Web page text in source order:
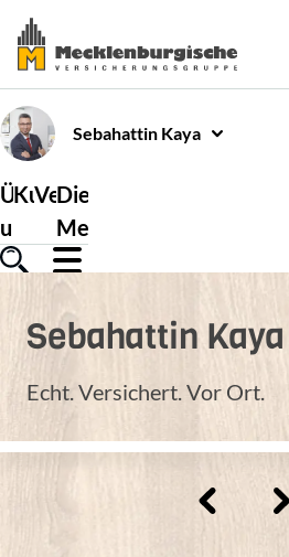
Sebahattin Kaya
Über
uns
Kundenservice
Versicherungen
Die
Mecklenburgische
Sebahattin Kaya
Echt. Versichert. Vor Ort.